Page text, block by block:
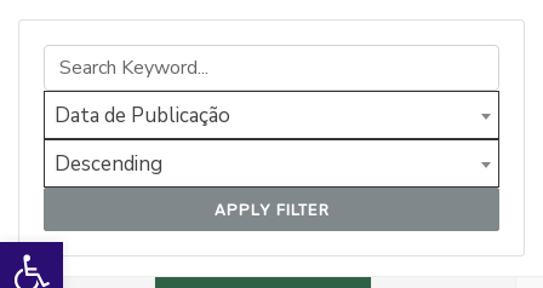
Open toolbar
Data de Publicação
Descending
APPLY FILTER